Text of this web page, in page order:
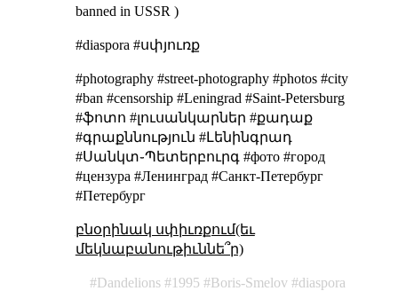
banned in USSR )
#diaspora #սփյուռք
#photography #street-photography #photos #city
#ban #censorship #Leningrad #Saint-Petersburg
#ֆոտո #լուսանկարներ #քադաք
#գրաքննություն #Լենինգրադ
#Սանկտ֊Պետերբուրգ #фото #город
#цензура #Ленинград #Санкт-Петербург
#Петербург
բնօրինակ սփիւռքում(եւ
մեկնաբանութիւննե՞ր)
Dandelions 1995 Boris-Smelov
diaspora